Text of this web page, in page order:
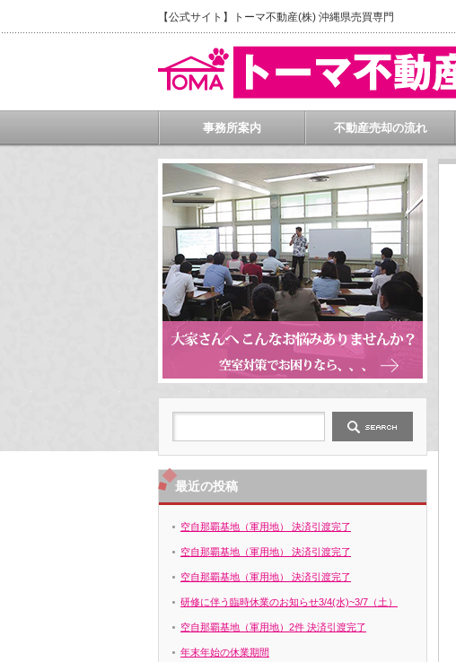
【公式サイト】トーマ不動産(株) 沖縄県売買専門
事務所案内 不動産売却の流れ
最近の投稿
空自那覇基地（軍用地） 決済引渡完了
空自那覇基地（軍用地） 決済引渡完了
空自那覇基地（軍用地） 決済引渡完了
研修に伴う臨時休業のお知らせ3/4(水)~3/7（土）
空自那覇基地（軍用地）2件 決済引渡完了
年末年始の休業期間